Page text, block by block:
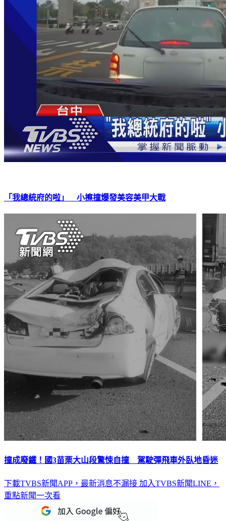
「我總統府的啦」 小擦撞爆發美容美甲大戰
撞成廢鐵！國3苗栗大山段驚悚自撞 駕駛彈飛車外臥地昏迷
下載TVBS新聞APP，最新消息不漏接 加入TVBS新聞LINE，
重點新聞一次看